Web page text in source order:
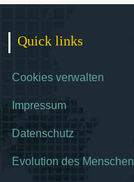
Quick links
Cookies verwalten
Impressum
Datenschutz
Evolution des Menschen